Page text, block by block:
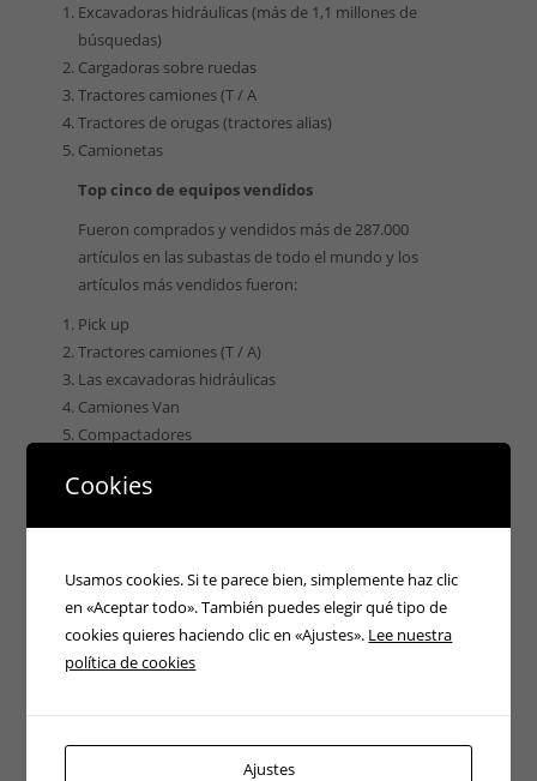
Excavadoras hidráulicas (más de 1,1 millones de
búsquedas)
Cargadoras sobre ruedas
Tractores camiones (T / A
Tractores de orugas (tractores alias)
Camionetas
Top cinco de equipos vendidos
Fueron comprados y vendidos más de 287.000
artículos en las subastas de todo el mundo y los
artículos más vendidos fueron:
Pick up
Tractores camiones (T / A)
Las excavadoras hidráulicas
Camiones Van
Compactadores
Tags: carretillas elevadoras
transpaletas eléctricas
Cookies
Usamos cookies. Si te parece bien, simplemente haz clic
en «Aceptar todo». También puedes elegir qué tipo de
cookies quieres haciendo clic en «Ajustes». Lee nuestra
política de cookies
Ajustes